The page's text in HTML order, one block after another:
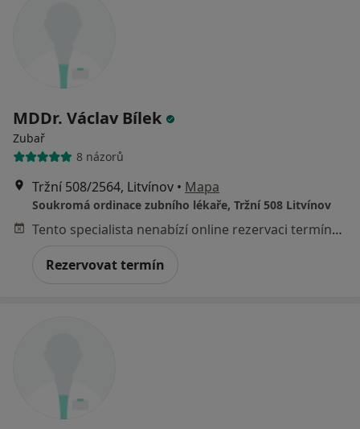
MDDr. Václav Bílek
Zubař
8 názorů
Tržní 508/2564, Litvínov • Mapa
Soukromá ordinace zubního lékaře, Tržní 508 Litvínov
Tento specialista nenabízí online rezervaci termínu na této adrese.
Rezervovat termín